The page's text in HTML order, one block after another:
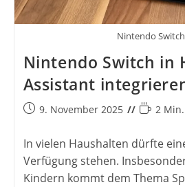
Nintendo
Nintendo Switch in
Assistant
Beitrag9. November 2025 2
In vielen Haushalten dürfte
Verfügung stehen.
Kindern kommt dem Thema